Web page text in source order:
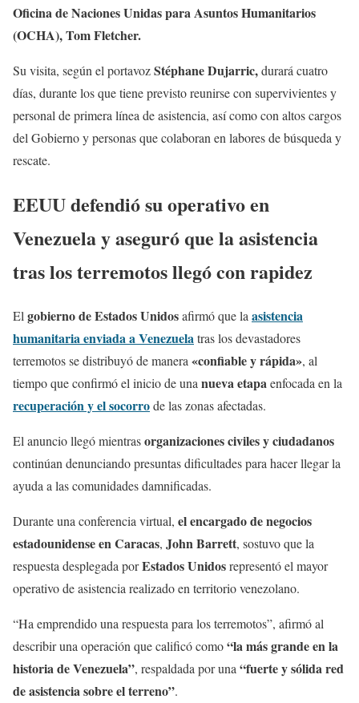
Oficina de Naciones Unidas para Asuntos Humanitarios
(OCHA), Tom Fletcher.
Su visita, según el portavozStéphane Dujarric,durará cuatro
días, durante los que tiene previsto reunirse con supervivientes y
personal de primera línea de asistencia, así como con altos cargos
del Gobierno y personas que colaboran en labores de búsqueda y
rescate.
EEUU defendió su operativo en
Venezuela y aseguró que la asistencia
tras los terremotos llegó con rapidez
El gobierno de Estados Unidosafirmó que la asistencia
humanitaria enviada a Venezuelatras los devastadores
terremotos se distribuyó de manera «confiable y rápida», al
tiempo que confirmó el inicio de una nueva etapaenfocada en la
recuperación y el socorrode las zonas afectadas.
El anuncio llegó mientrasorganizaciones civiles y ciudadanos
continúan denunciando presuntas dificultades para hacer llegar la
ayuda a las comunidades damnificadas.
Durante una conferencia virtual, el encargado denegocios
estadounidense en Caracas, John Barrett, sostuvo que la
respuesta desplegada porEstados Unidosrepresentó el mayor
operativo de asistencia realizado en territorio venezolano.
“Ha emprendido una respuesta para los terremotos”, afirmó al
describir una operación que calificó como“la más grande en la
historia de Venezuela”, respaldada por una “fuerte y sólida red
de asistencia sobre el terreno”.